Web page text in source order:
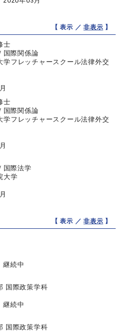
【 表示 ／非表示 】
士
国際関係論
学フレッチャースクール法律外交
士
国際関係論
学フレッチャースクール法律外交
国際法学
大学
【 表示 ／非表示 】
継続中
国際政策学科
継続中
国際政策学科